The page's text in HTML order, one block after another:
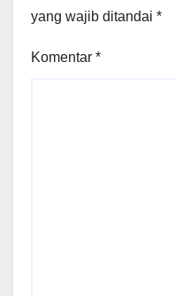
yang wajib ditandai *
Komentar *